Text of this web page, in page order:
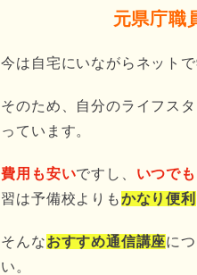
元県庁職
今は自宅にいながらネット
そのため、自分のライフス
っています。
費用も安いですし、 いつで
習は予備校よりもかなり便利
そんなおすすめ通信講座に
い。